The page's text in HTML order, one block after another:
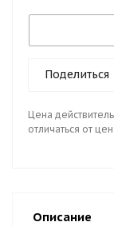
Поделиться
Цена
отличаться от
Описание